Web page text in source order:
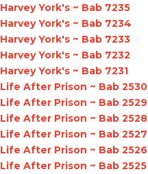
Harvey York's ~ Bab 7235
Harvey York's ~ Bab 7234
Harvey York's ~ Bab 7233
Harvey York's ~ Bab 7232
Harvey York's ~ Bab 7231
Life After Prison ~ Bab 2530
Life After Prison ~ Bab 2529
Life After Prison ~ Bab 2528
Life After Prison ~ Bab 2527
Life After Prison ~ Bab 2526
Life After Prison ~ Bab 2525